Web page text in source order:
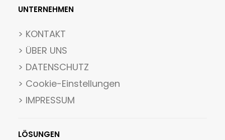
UNTERNEHMEN
> KONTAKT
> ÜBER UNS
> DATENSCHUTZ
> Cookie-Einstellungen
> IMPRESSUM
LÖSUNGEN